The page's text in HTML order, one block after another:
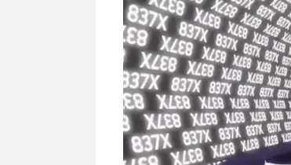
Rekor Indonesia vs
Singapura: Garuda Lebih
Dominan Jelang ASEAN
Hyundai Cup 2026